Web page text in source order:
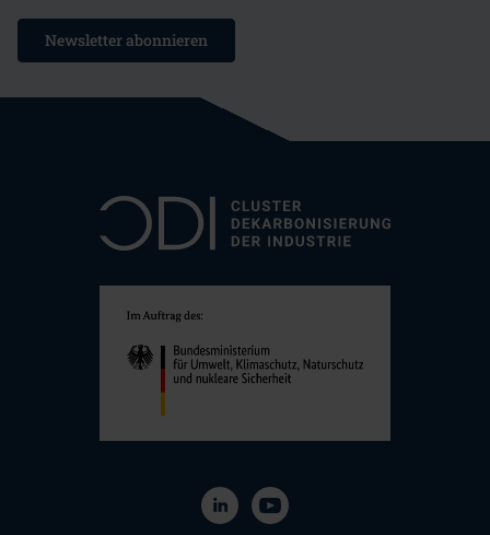
Newsletter abonnieren